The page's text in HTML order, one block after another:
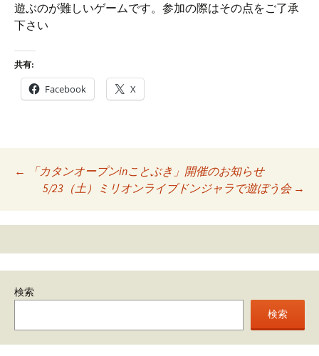
遊ぶのが難しいゲームです。参加の際はその点をご了承
下さい
共有:
Facebook X
Post
navigation
←
「カタンオープンinことぶき」開催のお知らせ
5/23（土）ミリオンライブドンジャラで遊ぼう会 →
検索
検索